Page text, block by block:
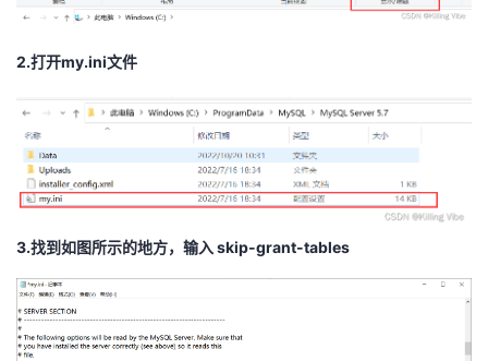
2.打开my.ini文件
3.找到如图所示的地方，输入 skip-grant-tables